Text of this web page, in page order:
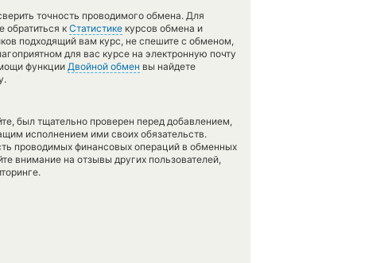
точность проводимого обмена. Для
обратиться к Статистике курсов обмена и
подходящий вам курс, не спешите с обменом,
для вас курсе на электронную почту
функцииДвойной обмен вы найдете
был тщательно проверен перед добавлением,
исполнением ими своих обязательств.
проводимых финансовых операций в обменных
внимание на отзывы других пользователей,